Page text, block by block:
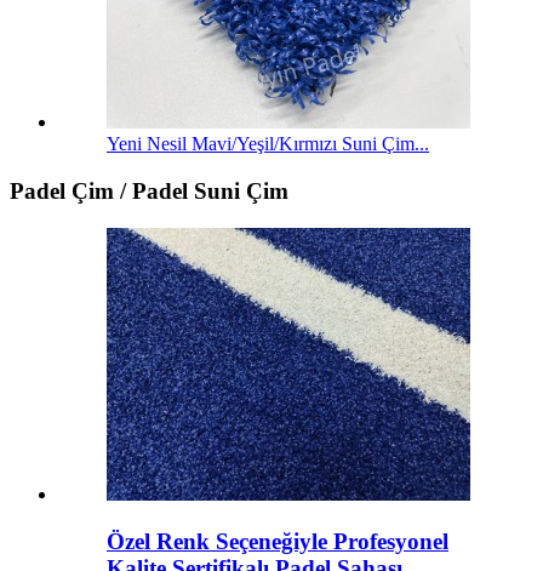
Yeni Nesil Mavi/Yeşil/Kırmızı Suni Çim...
Padel Çim / Padel Suni Çim
Özel Renk Seçeneğiyle Profesyonel